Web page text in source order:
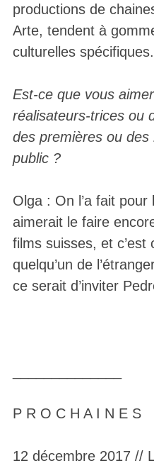
productions de
Arte, tendent à
culturelles spécifiques.
Est-ce que vous
réalisateurs-trices ou
des premières ou
public ?
Olga : On l’a fait
aimerait le faire
films suisses, et
quelqu’un de
ce serait d’inviter
P R O C H A I N E S
12 décembre 2017 //